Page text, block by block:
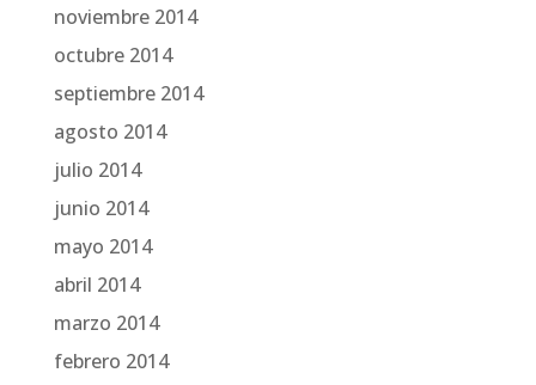
noviembre 2014
octubre 2014
septiembre 2014
agosto 2014
julio 2014
junio 2014
mayo 2014
abril 2014
marzo 2014
febrero 2014